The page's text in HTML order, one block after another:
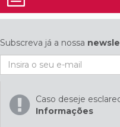
Subscreva já a nossa
Caso deseje
Informações